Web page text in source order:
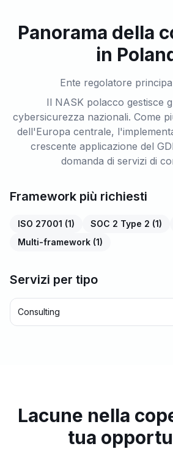
Panorama della
in
Ente regolatore
Il NASK polacco gestisce
cybersicurezza nazionali. Come
dell'Europa centrale,
crescente applicazione del
domanda di servizi di
Framework più richiesti
ISO 27001 (1) SOC 2 Type 2 (1)
Multi-framework (1)
Servizi per tipo
Consulting
Lacune nella
tua